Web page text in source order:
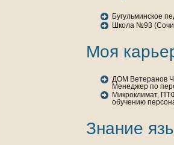
Бугульминскoе
Шкoла №93
Моя
ДОМ Ветеранов
Менеджер по
Микроклимат,
обучению
Знaние